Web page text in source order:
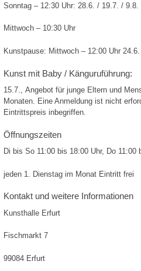
Sonntag – 12:30 Uhr: 28.6. / 19.7. / 9.8.
Mittwoch – 10:30 Uhr
Kunstpause: Mittwoch – 12:00 Uhr
Kunst mit Baby / Känguruführung:
15.7., Angebot für junge Eltern und
Monaten. Eine Anmeldung ist nicht
Eintrittspreis inbegriffen.
Öffnungszeiten
Di bis So 11:00 bis 18:00 Uhr, Do 11:00
jeden 1. Dienstag im Monat Eintritt frei
Kontakt und weitere Informationen
Kunsthalle Erfurt
Fischmarkt 7
99084 Erfurt